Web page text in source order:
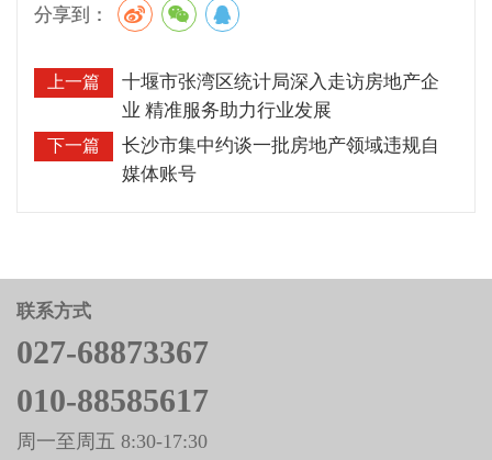
分享到：
上一篇
十堰市张湾区统计局深入走访房地产企
业 精准服务助力行业发展
下一篇
长沙市集中约谈一批房地产领域违规自
媒体账号
联系方式
027-68873367
010-88585617
周一至周五 8:30-17:30